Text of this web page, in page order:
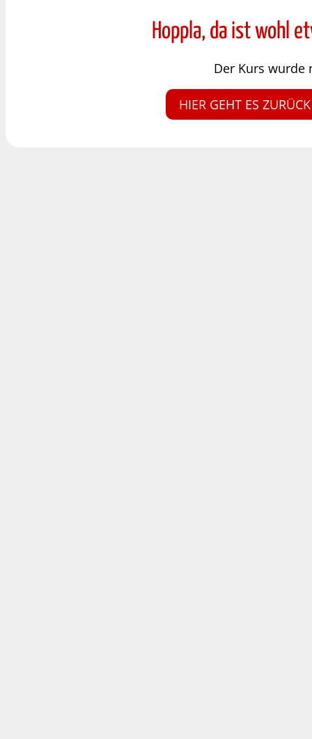
Hoppla, da ist wohl
Der Kurs wurde
HIER GEHT ES